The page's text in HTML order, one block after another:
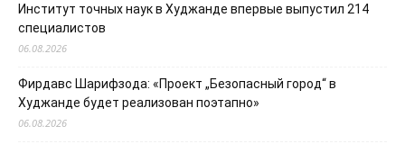
Институт точных наук в Худжанде впервые выпустил 214
специалистов
06.08.2026
Фирдавс Шарифзода: «Проект „Безопасный город“ в
Худжанде будет реализован поэтапно»
06.08.2026